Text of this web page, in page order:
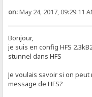
on:May 24, 2017, 09:29:11
Bonjour,
je suis en config HFS
stunnel dans HFS
Je voulais savoir si on
message de HFS?